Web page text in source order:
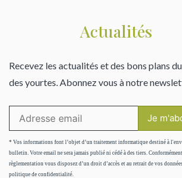
Actualités
Recevez les actualités et des bons plans
des yourtes. Abonnez vous à notre
* Vos informations font l’objet d’un traitement informatique destiné à
bulletin. Votre email ne sera jamais publié ni cédé à des tiers.
règlementation vous disposez d’un droit d’accès et au retrait de vos
politique de confidentialité.